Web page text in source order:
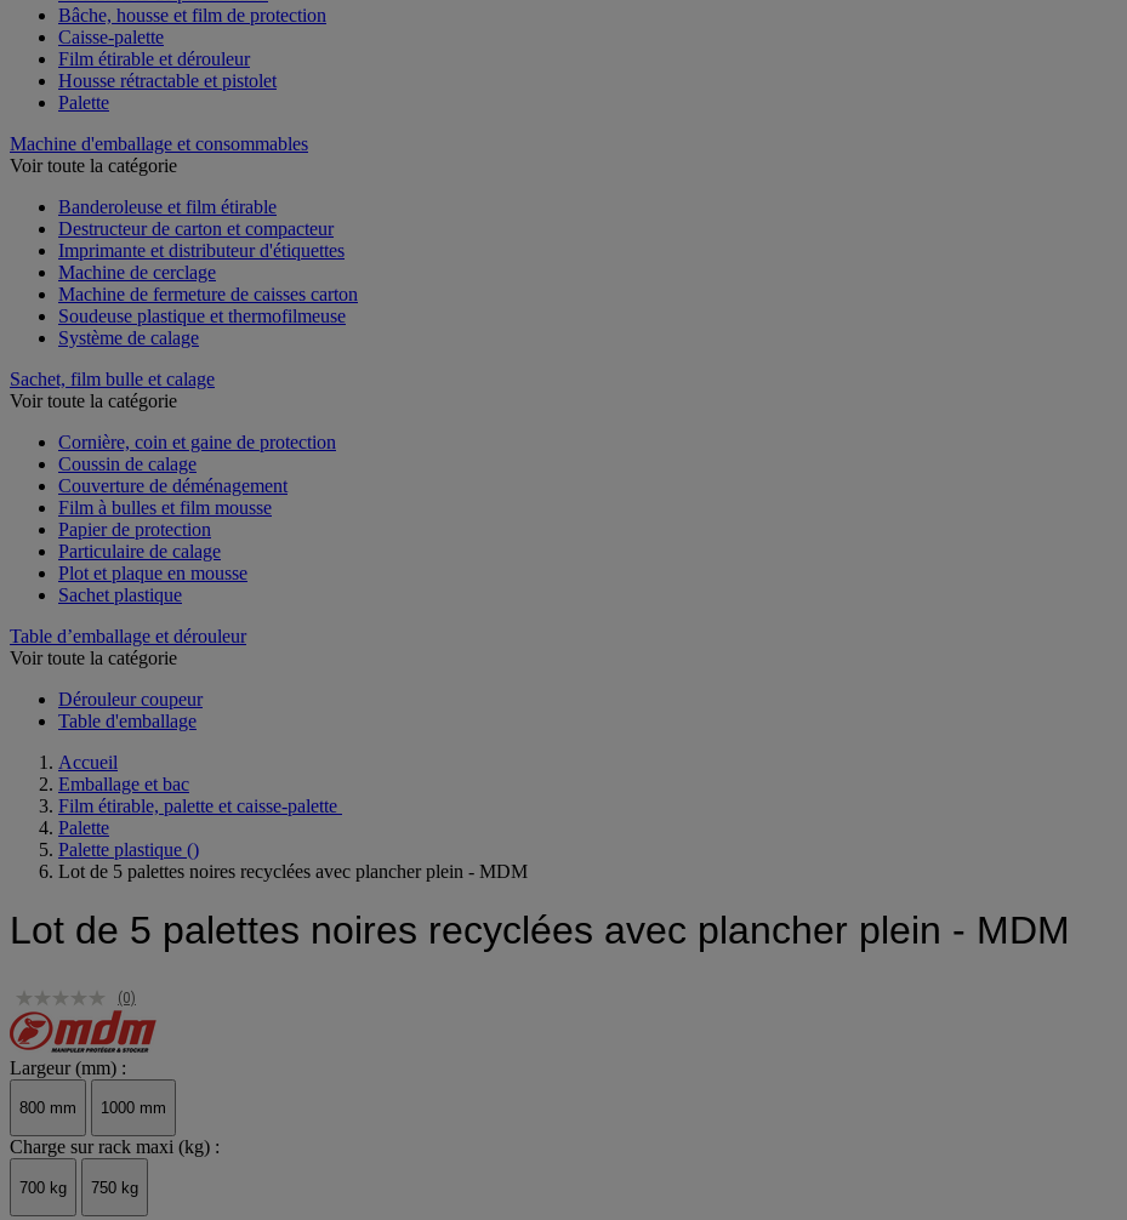
Accessoires de palettisation
Bâche, housse et film de protection
Caisse-palette
Film étirable et dérouleur
Housse rétractable et pistolet
Machine d'emballage et consommables
Banderoleuse et film étirable
Destructeur de carton et compacteur
Imprimante et distributeur d'étiquettes
Machine de cerclage
Machine de fermeture de caisses carton
Soudeuse plastique et thermofilmeuse
Sachet, film bulle et calage
Cornière, coin et gaine de protection
Coussin de calage
Couverture de déménagement
Film à bulles et film mousse
Papier de protection
Particulaire de calage
Plot et plaque en mousse
Table d’emballage et dérouleur
Dérouleur coupeur
Accueil
Emballage et bac
Film étirable, palette et caisse-palette
Palette
Palette plastique ()
Lot de 5 palettes noires recyclées avec plancher plein - MDM
(0)
Largeur (mm) :
Charge sur rack maxi (kg) :